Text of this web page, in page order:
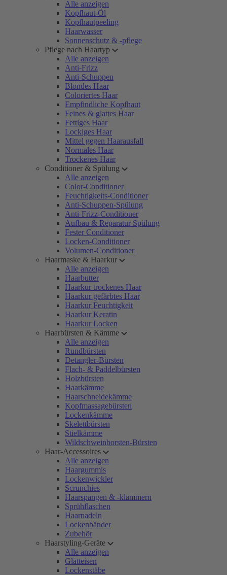
Alle anzeigen
Kopfhaut-Öl
Kopfhautpeeling
Haarwasser
Sonnenschutz & -pflege
Pflege nach Haartyp
Alle anzeigen
Anti-Frizz
Anti-Schuppen
Blondes Haar
Coloriertes Haar
Empfindliche Kopfhaut
Feines & glattes Haar
Fettiges Haar
Lockiges Haar
Mittel gegen Haarausfall
Normales Haar
Trockenes Haar
Conditioner & Spülung
Alle anzeigen
Color-Conditioner
Feuchtigkeits-Conditioner
Anti-Schuppen-Spülung
Anti-Frizz-Conditioner
Aufbau & Reparatur Spülung
Fester Conditioner
Locken-Conditioner
Volumen-Conditioner
Haarmaske & Haarkur
Alle anzeigen
Haarbutter
Haarkur trockenes Haar
Haarkur gefärbtes Haar
Haarkur Feuchtigkeit
Haarkur Keratin
Haarkur Locken
Haarbürsten & Kämme
Alle anzeigen
Rundbürsten
Detangler-Bürsten
Flach- & Paddelbürsten
Holzbürsten
Haarkämme
Haarschneidekämme
Kopfmassagebürsten
Lockenkämme
Skelettbürsten
Stielkämme
Wildschweinborsten-Bürsten
Haar-Accessoires
Alle anzeigen
Haargummis
Lockenwickler
Scrunchies
Haarspangen & -klammern
Sprühflaschen
Haarnadeln
Lockenbänder
Zubehör
Haarstyling-Geräte
Alle anzeigen
Glätteisen
Lockenstäbe